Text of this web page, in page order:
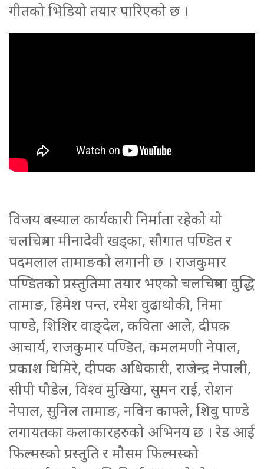
गीतको भिडियो तयार पारिएको छ ।
विजय बस्याल कार्यकारी निर्माता रहेको यो
चलचित्रमा मीनादेवी खड्का, सौगात पण्डित र
पदमलाल तामाङको लगानी छ । राजकुमार
पण्डितको प्रस्तुतिमा तयार भएको चलचित्रमा वुद्धि
तामाङ, हिमेश पन्त, रमेश वुढाथोकी, निमा
पाण्डे, शिशिर वाङ्देल, कविता आले, दीपक
आचार्य, राजकुमार पण्डित, कमलमणी नेपाल,
प्रकाश घिमिरे, दीपक अधिकारी, राजेन्द्र नेपाली,
सीपी पौडेल, विश्व मुखिया, सुमन राई, रोशन
नेपाल, सुनिल तामाङ, नविन काफ्ले, शिवु पाण्डे
लगायतका कलाकारहरुको अभिनय छ । रेड आई
फिल्मस्को प्रस्तुति र मौसम फिल्मस्को